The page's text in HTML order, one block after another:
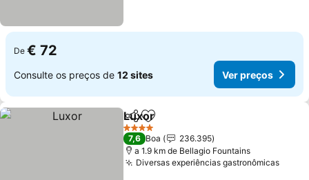
De € 72
Consulte os preços de 12 sites Ver preços
PartilharAdicionar aos favoritos
Luxor
4 Estrelas
7,6 Boa
236.395
a 1.9 km de Bellagio Fountains
Diversas experiências gastronômicas